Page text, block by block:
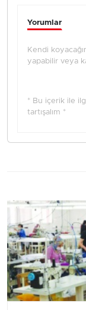
Yorumlar
Kendi
yapabilir veya
* Bu içerik ile
tartışalım *